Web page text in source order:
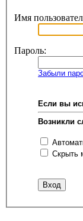
Имя
Пароль:
Забыли
Если вы
Возникли
Скрыть